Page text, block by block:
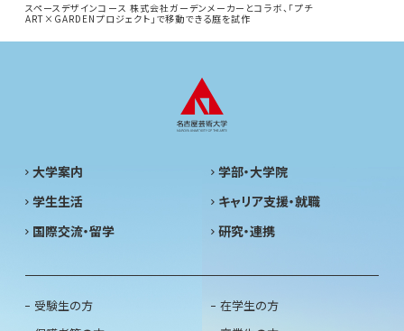
スペースデザインコース 株式会社ガーデンメーカーとコラボ、「プチ
ART×GARDENプロジェクト」で移動できる庭を試作
大学案内
学部・大学院
学生生活
キャリア支援・就職
国際交流・留学
研究・連携
受験生の方
在学生の方